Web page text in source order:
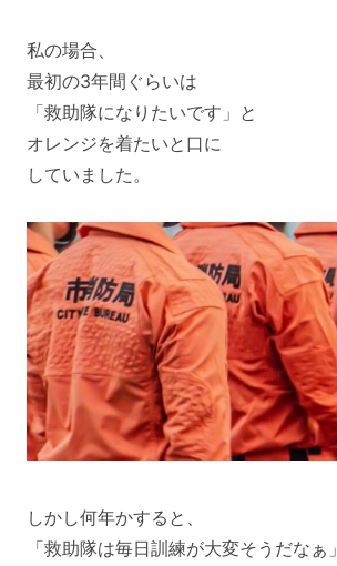
私の場合、
最初の3年間ぐらいは
「救助隊になりたいです」と
オレンジを着たいと口に
していました。
しかし何年かすると、
「救助隊は毎日訓練が大変そうだなぁ」